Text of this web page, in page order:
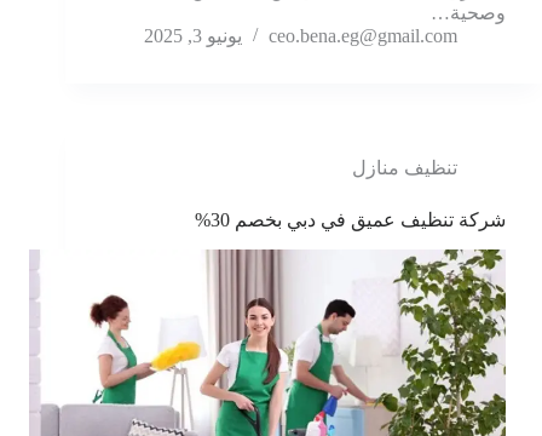
وصحية…
ceo.bena.eg@gmail.com
يونيو 3, 2025
تنظيف منازل
شركة تنظيف عميق في دبي بخصم 30%